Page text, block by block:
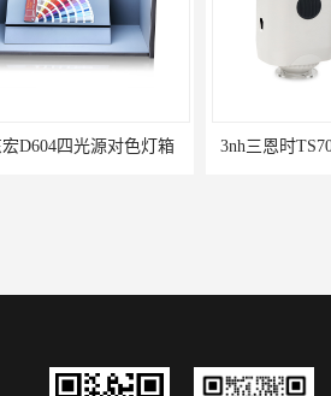
D604四光源对色灯箱 3nh三恩时